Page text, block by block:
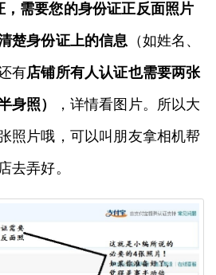
，需要您的身份证正反面照片
楚身份证上的信息 （如姓名、
有店铺所有人认证也需要两张
身照）
，详情看图片。所以大
照片哦，可以叫朋友拿相机帮
去弄好。